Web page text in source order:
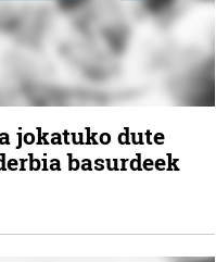
jokatuko dute
basurdeek